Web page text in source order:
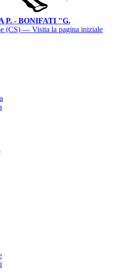
P. - BONIFATI "G.
(CS) — Visita la pagina iniziale